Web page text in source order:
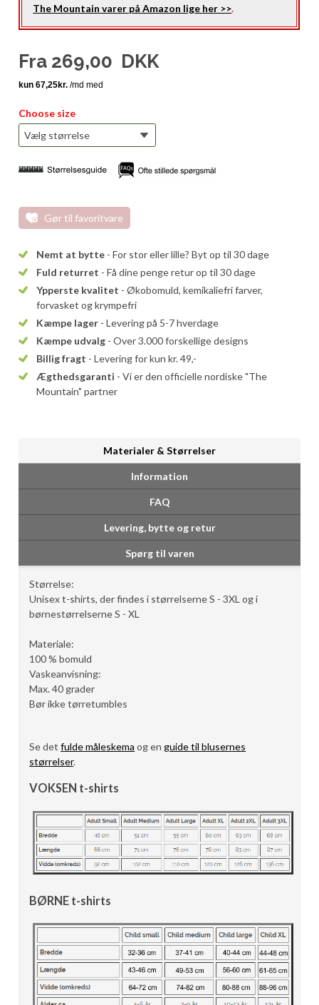
The Mountain varer på Amazon lige her >>.
Fra 269,00 DKK
Choose size
Gør til favoritvare
Nemt at bytte - For stor eller lille? Byt op til 30 dage
Fuld returret - Få dine penge retur op til 30 dage
Ypperste kvalitet - Økobomuld, kemikaliefri farver,
forvasket og krympefri
Kæmpe lager - Levering på 5-7 hverdage
Kæmpe udvalg - Over 3.000 forskellige designs
Billig fragt - Levering for kun kr. 49,-
Ægthedsgaranti - Vi er den officielle nordiske "The
Mountain" partner
Materialer & Størrelser
Information
FAQ
Levering, bytte og retur
Spørg til varen
Størrelse:
Unisex t-shirts, der findes i størrelserne S - 3XL og i
børnestørrelserne S - XL
Materiale:
100 % bomuld
Vaskeanvisning:
Max. 40 grader
Bør ikke tørretumbles
Se detfulde måleskema og enguide til blusernes
størrelser.
VOKSEN t-shirts
BØRNE t-shirts